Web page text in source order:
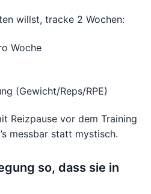
willst, tracke 2 Wochen:
Woche
(Gewicht/Reps/RPE)
Reizpause vor dem Training
messbar statt mystisch.
so, dass sie in